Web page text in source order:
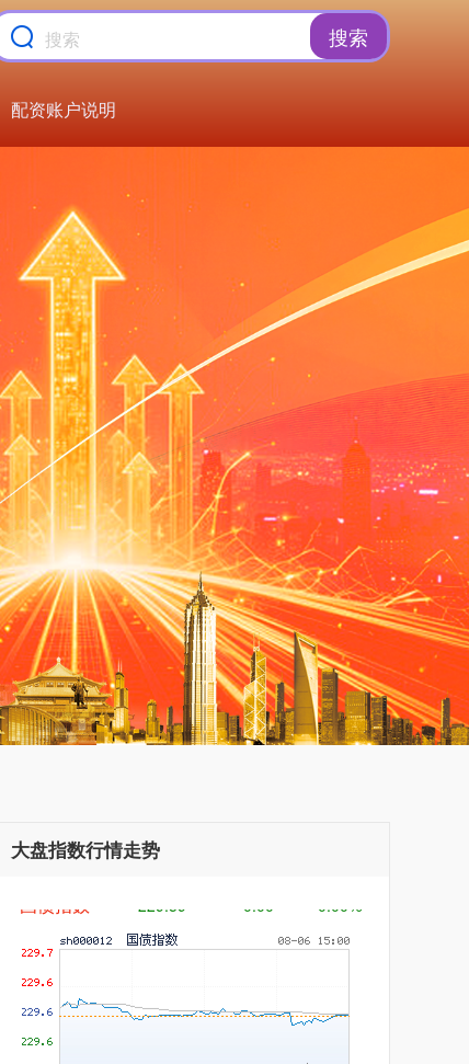
搜索
配资账户说明
大盘指数行情走势
北证50 1122.88 +3.42 +0.30%
创业板指 3515.56 -19.58 -0.55%
国债指数